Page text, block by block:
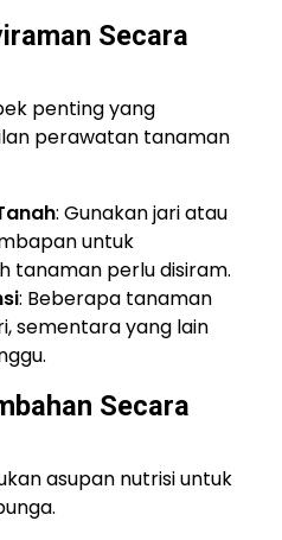
Secara
penting yang
perawatan tanaman
: Gunakan jari atau
untuk
tanaman perlu disiram.
: Beberapa tanaman
sementara yang lain
Secara
asupan nutrisi untuk